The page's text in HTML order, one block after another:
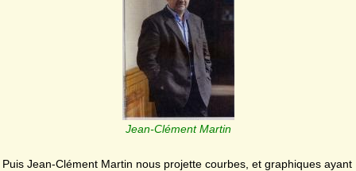
Jean-Clément Martin
Puis Jean-Clément Martin nous projette courbes, et graphiques ayant